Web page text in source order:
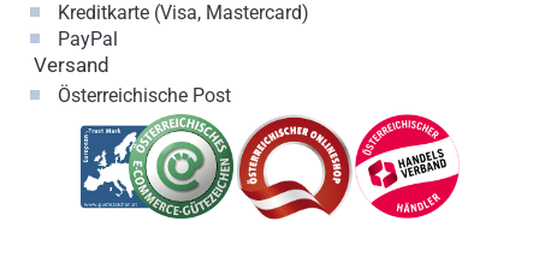
Kreditkarte (Visa, Mastercard)
PayPal
Versand
Österreichische Post